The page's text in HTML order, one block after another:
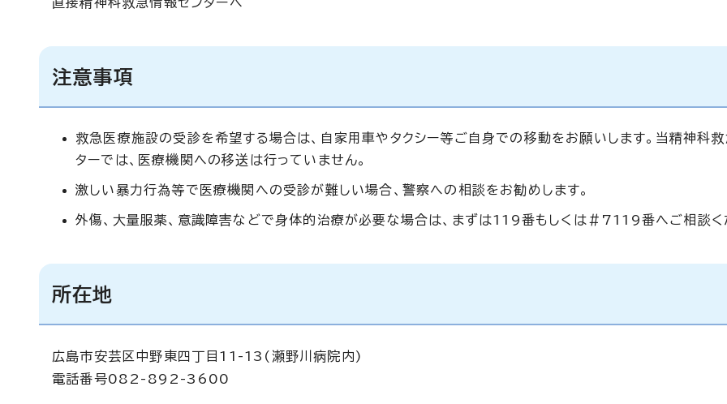
注意事項
救急医療施設の受診を希望する場合は、自家用車やタクシー等ご自身での移動をお願いします。当精神科
ターでは、医療機関への移送は行っていません。
激しい暴力行為等で医療機関への受診が難しい場合、警察への相談をお勧めします。
外傷、大量服薬、意識障害などで身体的治療が必要な場合は、まずは119番もしくは＃7119番へご相談く
所在地
広島市安芸区中野東四丁目11-13(瀬野川病院内)
電話番号082-892-3600